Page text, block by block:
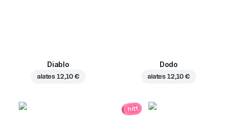
Diablo
alates 12,10 €
Dodo
alates 12,10 €
hitt